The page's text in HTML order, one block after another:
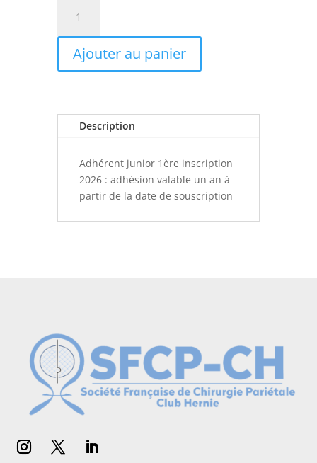
Adhérent
junior
1ère
Ajouter au panier
Description
Adhérent junior 1ère inscription
2026 : adhésion valable un an à
partir de la date de souscription